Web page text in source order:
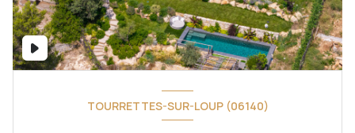
TOURRETTES-SUR-LOUP (06140)